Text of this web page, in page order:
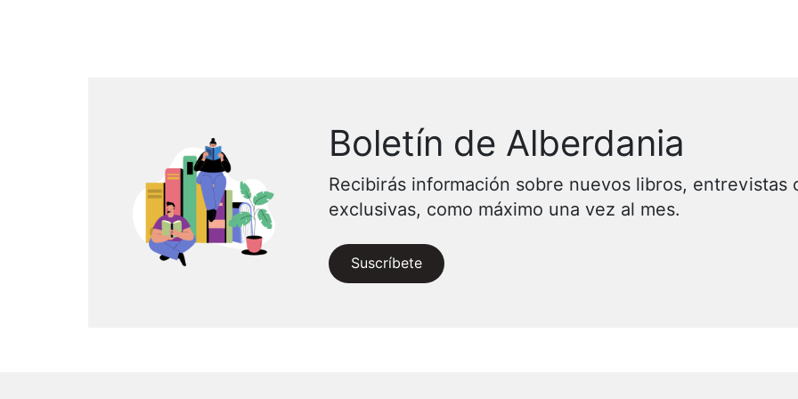
Boletín de Alberdania
Recibirás información sobre nuevos libros, entrevistas
exclusivas, como máximo una vez al mes.
Suscríbete